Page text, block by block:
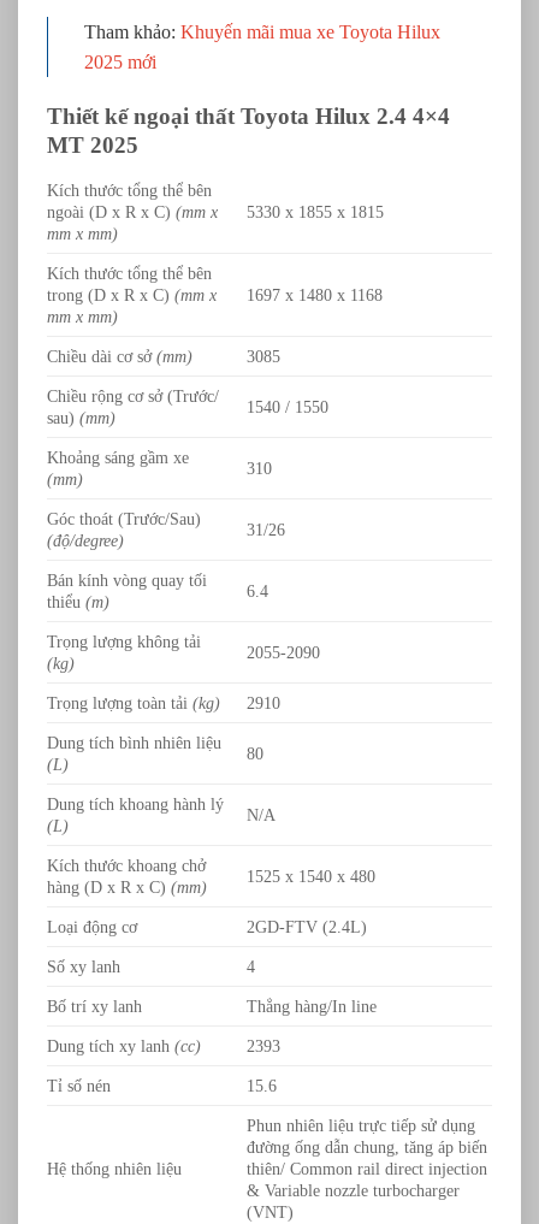
Tham khảo: Khuyến mãi mua xe Toyota Hilux
2025 mới
Thiết kế ngoại thất Toyota Hilux 2.4 4×4
MT 2025
Kích thước tổng thể bên
ngoài (D x R x C) (mm x
mm x mm)
5330 x 1855 x 1815
Kích thước tổng thể bên
trong (D x R x C) (mm x
mm x mm)
1697 x 1480 x 1168
Chiều dài cơ sở(mm) 3085
Chiều rộng cơ sở (Trước/
sau) (mm)
1540 / 1550
Khoảng sáng gầm xe
(mm)
310
Góc thoát (Trước/Sau)
(độ/degree)
31/26
Bán kính vòng quay tối
thiểu (m)
6.4
Trọng lượng không tải
(kg)
2055-2090
Trọng lượng toàn tải (kg) 2910
Dung tích bình nhiên liệu
(L)
80
Dung tích khoang hành lý
(L)
N/A
Kích thước khoang chở
hàng (D x R x C) (mm)
1525 x 1540 x 480
Loại động cơ 2GD-FTV (2.4L)
Số xy lanh 4
Bố trí xy lanh Thẳng hàng/In line
Dung tích xy lanh (cc) 2393
Tỉ số nén 15.6
Hệ thống nhiên liệu
Phun nhiên liệu trực tiếp sử dụng
đường ống dẫn chung, tăng áp biến
thiên/ Common rail direct injection
& Variable nozzle turbocharger
(VNT)